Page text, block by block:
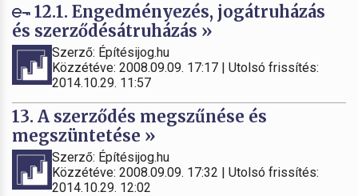
12.1. Engedményezés, jogátruházás
és szerződésátruházás »
Szerző: Építésijog.hu
Közzétéve: 2008.09.09. 17:17 | Utolsó frissítés:
2014.10.29. 11:57
13. A szerződés megszűnése és
megszüntetése »
Szerző: Építésijog.hu
Közzétéve: 2008.09.09. 17:32 | Utolsó frissítés:
2014.10.29. 12:02